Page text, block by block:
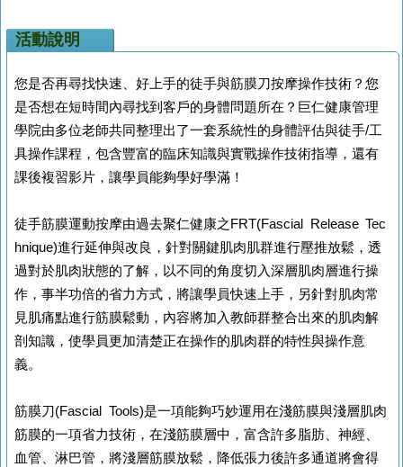
活動說明
您是否再尋找快速、好上手的徒手與筋膜刀按摩操作技術？您
是否想在短時間內尋找到客戶的身體問題所在？巨仁健康管理
學院由多位老師共同整理出了一套系統性的身體評估與徒手/工
具操作課程，包含豐富的臨床知識與實戰操作技術指導，還有
課後複習影片，讓學員能夠學好學滿！
徒手筋膜運動按摩由過去聚仁健康之FRT(Fascial Release Tec
hnique)進行延伸與改良，針對關鍵肌肉肌群進行壓推放鬆，透
過對於肌肉狀態的了解，以不同的角度切入深層肌肉層進行操
作，事半功倍的省力方式，將讓學員快速上手，另針對肌肉常
見肌痛點進行筋膜鬆動，內容將加入教師群整合出來的肌肉解
剖知識，使學員更加清楚正在操作的肌肉群的特性與操作意
義。
筋膜刀(Fascial Tools)是一項能夠巧妙運用在淺筋膜與淺層肌肉
筋膜的一項省力技術，在淺筋膜層中，富含許多脂肪、神經、
血管、淋巴管，將淺層筋膜放鬆，降低張力後許多通道將會得